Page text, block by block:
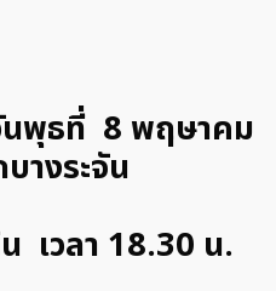
นพุธที่ 8 พฤษาคม
างระจัน
เวลา 18.30 น.